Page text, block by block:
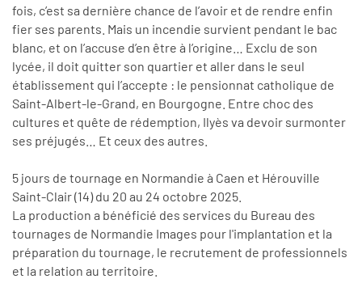
fois, c’est sa dernière chance de l’avoir et de rendre enfin
fier ses parents. Mais un incendie survient pendant le bac
blanc, et on l’accuse d’en être à l’origine… Exclu de son
lycée, il doit quitter son quartier et aller dans le seul
établissement qui l’accepte : le pensionnat catholique de
Saint-Albert-le-Grand, en Bourgogne. Entre choc des
cultures et quête de rédemption, Ilyès va devoir surmonter
ses préjugés… Et ceux des autres.
5 jours de tournage en Normandie à Caen et Hérouville
Saint-Clair (14) du 20 au 24 octobre 2025.
La production a bénéficié des services du Bureau des
tournages de Normandie Images pour l'implantation et la
préparation du tournage, le recrutement de professionnels
et la relation au territoire.